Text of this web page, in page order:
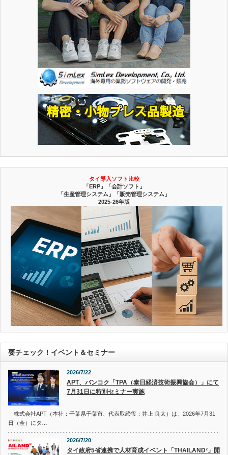
タイ導入ソフト比較
「ERP」「会計ソフト」
「生産管理システム」「販売管理システム」
2025-26年版
要チェック！イベント＆セミナー
2026/7/22
APT、バンコク「TPA（泰日経済技術振興協会）」にて
7月31日に特別セミナー実施
株式会社APT（本社：千葉県千葉市、代表取締役：井上 良太）は、2026年7月31
日（金）にタ…
2026/7/20
タイ政府5省連携で人材育成イベント「THAILAND²」開